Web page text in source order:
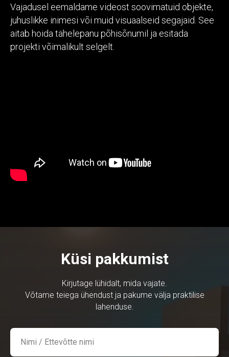
Vajadusel eemaldame videost soovimatuid objekte,
juhuslikke inimesi või muid visuaalseid segajaid. See
aitab hoida tähelepanu põhisõnumil ja esitada
projekti võimalikult selgelt.
Küsi pakkumist
Kirjutage lühidalt, mida vajate.
Võtame teiega ühendust ja pakume välja praktilise
lahenduse.